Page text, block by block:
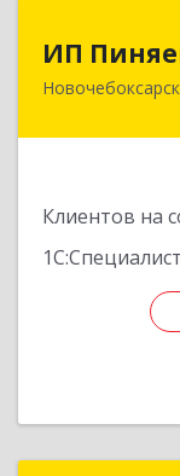
ИП
Новочебоксарск
Клиентов на
1С:Специалист
429965,